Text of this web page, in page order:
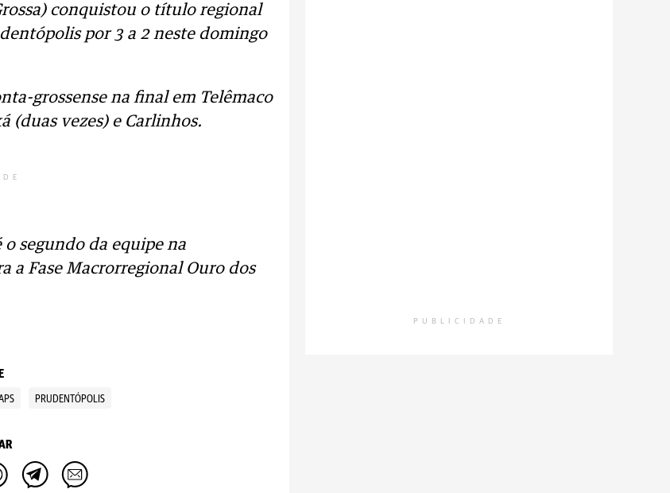
conquistou o título regional
por 3 a 2 neste domingo
grossense na final em Telêmaco
(duas vezes) e Carlinhos.
segundo da equipe na
a Fase Macrorregional Ouro dos
PRUDENTÓPOLIS
PUBLICIDADE